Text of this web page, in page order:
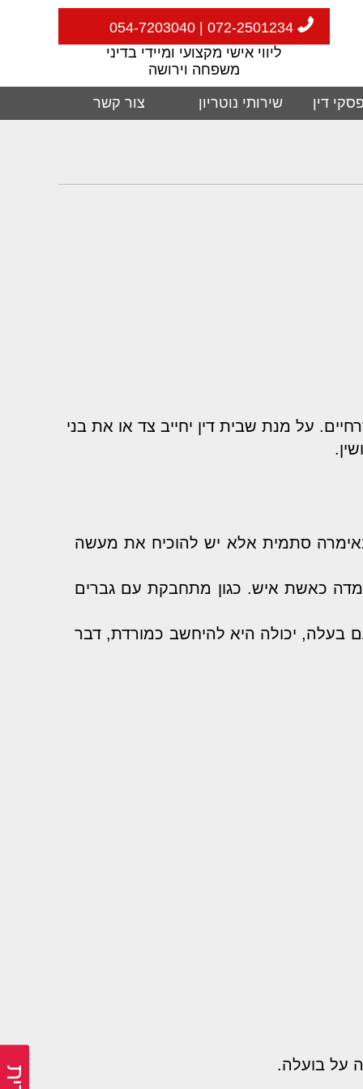
ליווי אישי מקצועי ומיידי בדיני
משפחה וירושה
דין שירותי נוטריון צור קשר
על מנת שבית דין יחייב צד או את בני
סתמית אלא יש להוכיח את מעשה
כאשת איש. כגון מתחבקת עם גברים
בעלה, יכולה היא להיחשב כמורדת, דבר
על בועלה.